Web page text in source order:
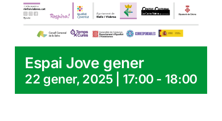
Espai Jove gener
22 gener, 2025 | 17:00- 18:00